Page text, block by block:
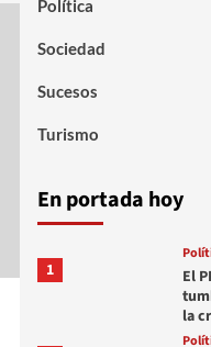
Política
Sociedad
Sucesos
Turismo
En portada hoy
1
El
la